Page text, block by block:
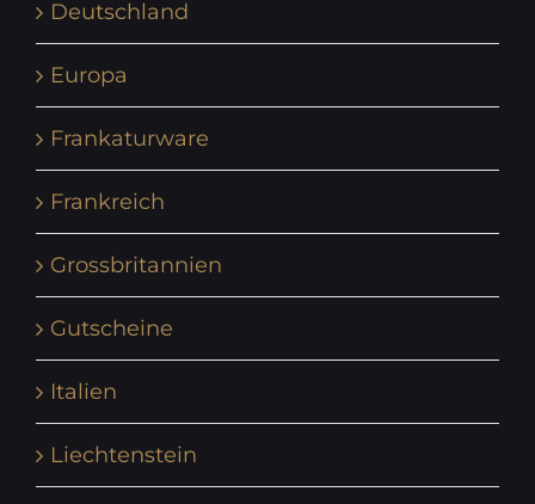
Deutschland
Europa
Frankaturware
Frankreich
Grossbritannien
Gutscheine
Italien
Liechtenstein